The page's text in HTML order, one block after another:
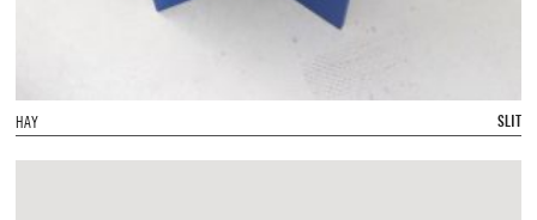
HAY SLIT